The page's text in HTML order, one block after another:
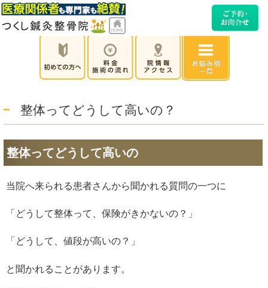
整体ってどうして高いの？
整体ってどうして高いの
当院へ来られる患者さんから聞かれる質問の一つに
「どうして整体って、保険がきかないの？」
「どうして、値段が高いの？」
と聞かれることがあります。